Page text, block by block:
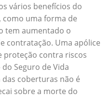
vários benefícios do
como uma forma de
tem aumentado o
contratação. Uma apólice
proteção contra riscos
Seguro de Vida
das coberturas não é
sobre a morte do